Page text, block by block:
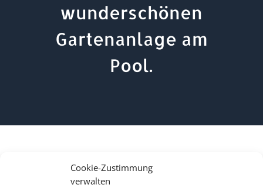
Cookie-Zustimmung
verwalten
wunderschönen
Gartenanlage am
Pool.